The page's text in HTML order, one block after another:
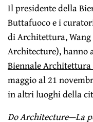
Il presidente della
Buttafuoco e i
di Architettura, Wang
Architecture), hanno
Biennale Architettura
maggio al 21
in altri luoghi della
Do Architecture—La